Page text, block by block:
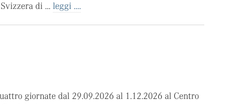
di ... leggi ....
giornate dal 29.09.2026 al 1.12.2026 al Centro